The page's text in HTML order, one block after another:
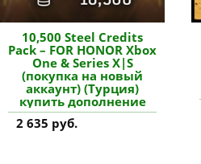
10,500 Steel Credits
Pack – FOR HONOR Xbox
One & Series X|S
(покупка на новый
аккаунт) (Турция)
купить дополнение
2 635 руб.